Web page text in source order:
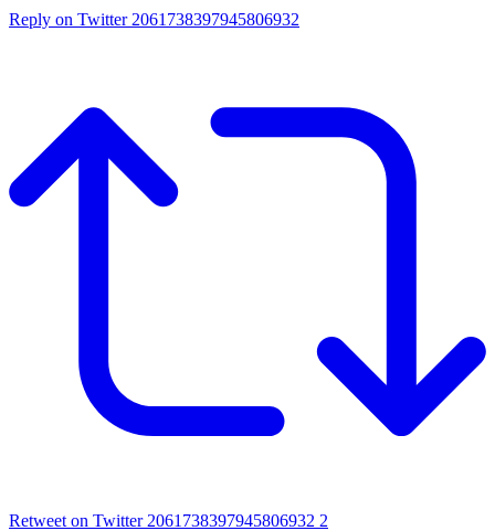
Reply on Twitter 2061738397945806932
Retweet on Twitter 2061738397945806932 2